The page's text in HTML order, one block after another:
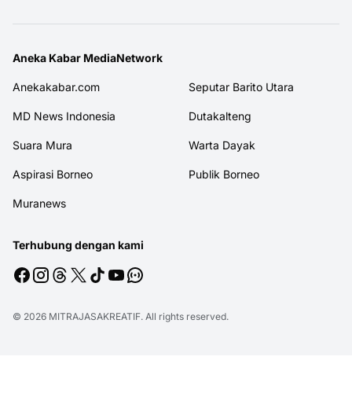
Aneka Kabar MediaNetwork
Anekakabar.com Seputar Barito Utara
MD News Indonesia Dutakalteng
Suara Mura Warta Dayak
Aspirasi Borneo Publik Borneo
Muranews
Terhubung dengan kami
© 2026 MITRAJASAKREATIF. All rights reserved.